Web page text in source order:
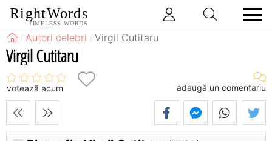
RightWords
TIMELESS WORDS
Autori celebri Virgil Cutitaru
Virgil Cutitaru
votează acum adaugă un comentariu